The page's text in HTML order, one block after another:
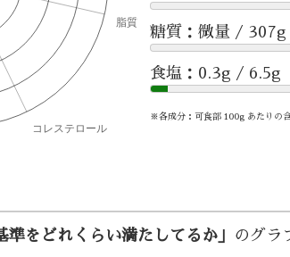
糖質：微量 / 307g
食塩：0.3g / 6.5g
※各成分：可食部 100g あたりの
準をどれくらい満たしてるか」 のグラ